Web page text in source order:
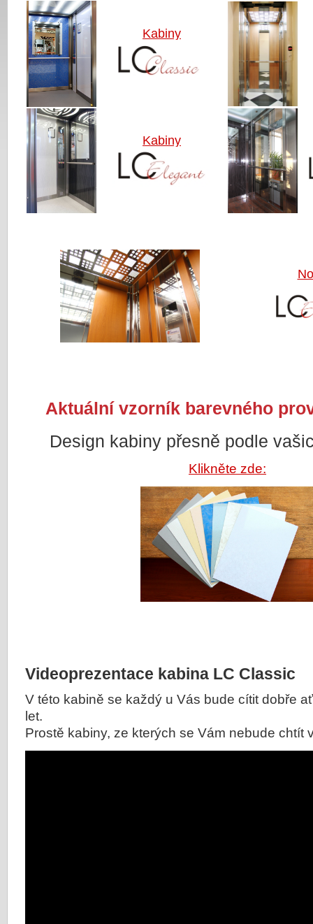
Kabiny
Kabiny
Aktuální vzorník barevného
Design kabiny přesně podle
Klikněte zde:
Videoprezentace kabina LC Classic
V této kabině se každý u Vás bude cítit dobře
let.
Prostě kabiny, ze kterých se Vám nebude chtít